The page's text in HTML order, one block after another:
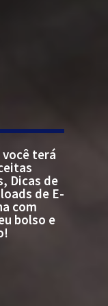
terá
Dicas de
de E-
com
bolso e